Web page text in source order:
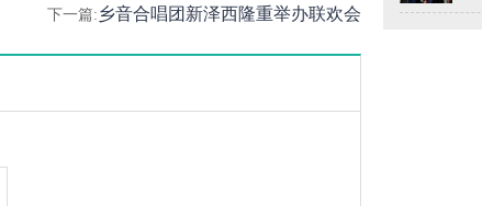
下一篇: 乡音合唱团新泽西隆重举办联欢会